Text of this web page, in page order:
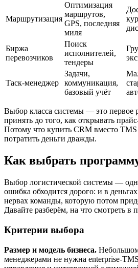
Маршрутизация
Оптимизация
маршрутов,
GPS, последняя
миля
Биржа
перевозчиков
Поиск
исполнителей,
тендеры
Таск-менеджер
Задачи,
коммуникация,
базовый учёт
Выбор класса системы — это первое
принять до того, как открывать
Потому что купить CRM вместо
потратить деньги дважды.
Как выбрать
Выбор логистической системы —
ошибка обходится дорого: и в
нервах команды, которую потом
Давайте разберём, на что смотреть в
Критерии выбора
Размер и модель бизнеса.
менеджерами не нужна enterprise-